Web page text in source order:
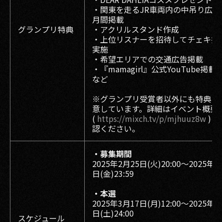
グランプリ特典
・関東を走るJR車両内の中吊り広
月間掲載
・アクリルスタンド作成
・上位リスナーを招待してチェキ撮
実施
・希望エリアでの交通広告掲載
・『mamagirl』公式YouTube掲載
など
※グランプリ受賞者以外にも特典を
意しています。詳細はイベント概要
( https://mixch.tv/p/mjhuuz8w)を
認ください。
スケジュール
・募集期間
2025年2⽉25⽇(火)20:00〜2025年3
⽇(金)23:59
・本選
2025年3月17日(月)12:00～2025年3
日(土)24:00